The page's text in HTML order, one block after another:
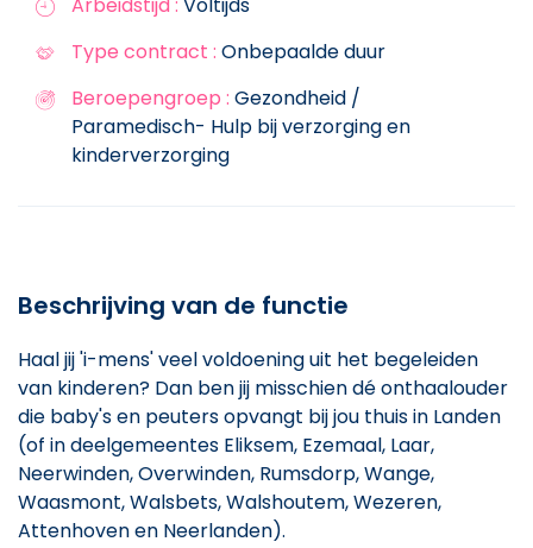
Type contract : Onbepaalde duur
Beroepengroep : Gezondheid /
Paramedisch- Hulp bij verzorging en
kinderverzorging
Beschrijving van de functie
Haal jij 'i-mens' veel voldoening uit het begeleiden
van kinderen? Dan ben jij misschien dé onthaalouder
die baby's en peuters opvangt bij jou thuis in Landen
(of in deelgemeentes Eliksem, Ezemaal, Laar,
Neerwinden, Overwinden, Rumsdorp, Wange,
Waasmont, Walsbets, Walshoutem, Wezeren,
Attenhoven en Neerlanden).